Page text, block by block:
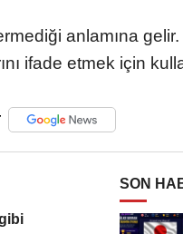
anlamına
ifade etmek için
SON